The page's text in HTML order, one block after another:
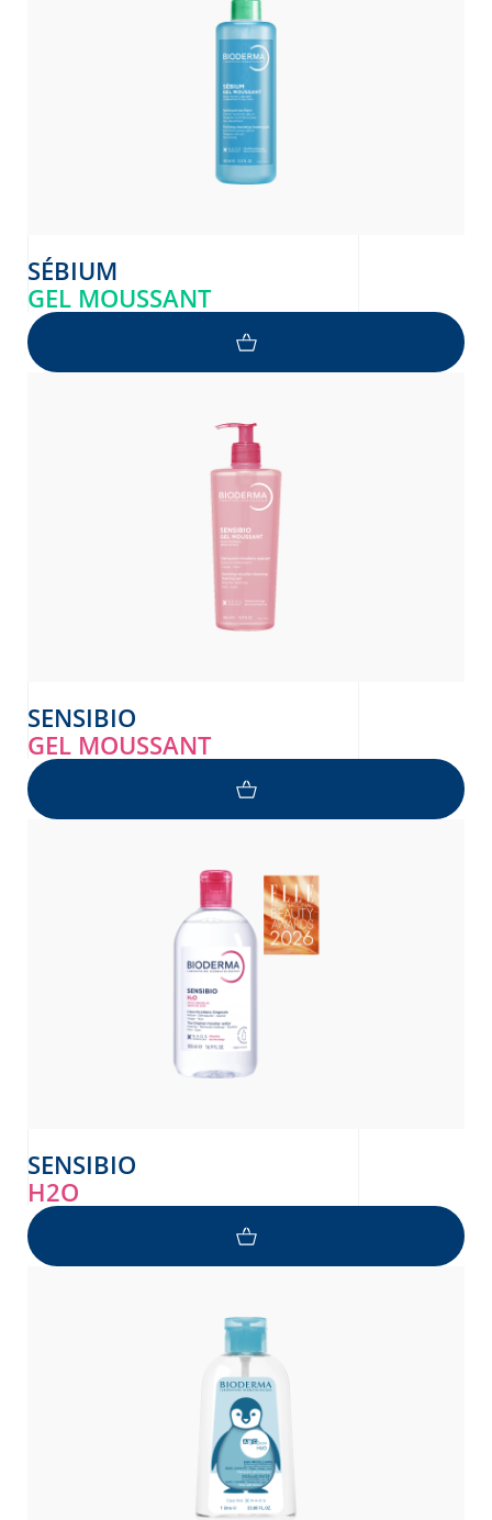
SÉBIUM
GEL MOUSSANT
SENSIBIO
GEL MOUSSANT
SENSIBIO
H2O